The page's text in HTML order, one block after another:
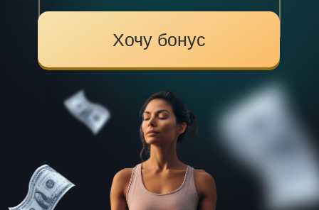
Хочу бонус